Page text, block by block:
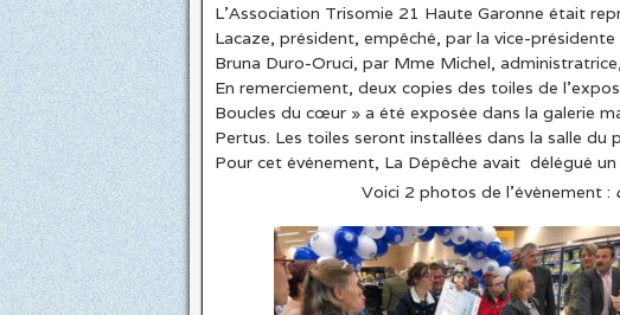
L’Association Trisomie 21 Haute Garonne était
Lacaze, président, empêché, par la vice-
Bruna Duro-Oruci, par Mme Michel,
En remerciement, deux copies des toiles de
Boucles du cœur » a été exposée dans la galerie
Pertus. Les toiles seront installées dans la salle du
Pour cet événement, La Dépêche avait délégué
Voici 2 photos de l’évènement :